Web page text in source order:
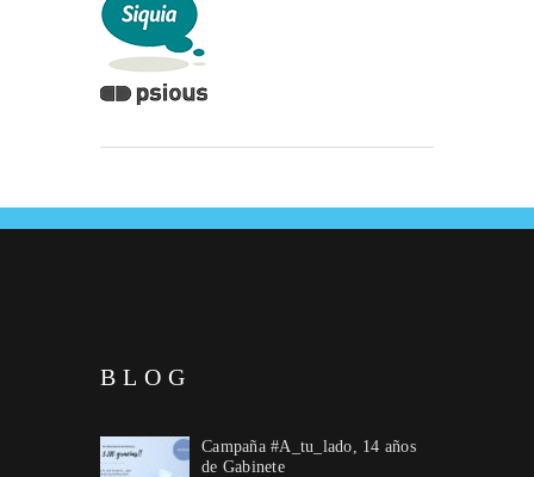
BLOG
Campaña #A_tu_lado, 14 años
de Gabinete